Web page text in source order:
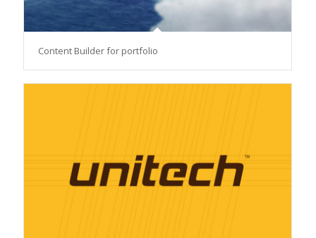
Content Builder for portfolio